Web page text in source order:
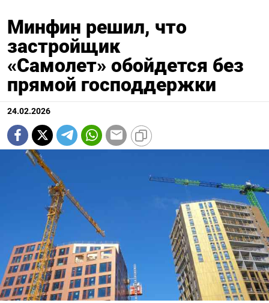
Минфин решил, что
застройщик
«Самолет» обойдется без
прямой господдержки
24.02.2026